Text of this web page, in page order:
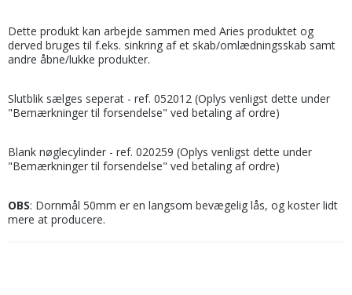
Dette produkt kan arbejde sammen med Aries produktet og
derved bruges til f.eks. sinkring af et skab/omlædningsskab samt
andre åbne/lukke produkter.
Slutblik sælges seperat - ref. 052012 (Oplys venligst dette under
"Bemærkninger til forsendelse" ved betaling af ordre)
Blank nøglecylinder - ref. 020259 (Oplys venligst dette under
"Bemærkninger til forsendelse" ved betaling af ordre)
OBS: Dornmål 50mm er en langsom bevægelig lås, og koster lidt
mere at producere.